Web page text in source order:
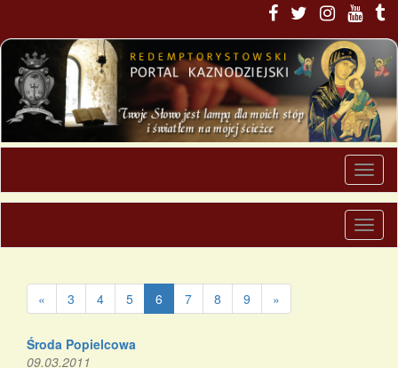
« 3 4 5 6 7 8 9 »
Środa Popielcowa
09.03.2011